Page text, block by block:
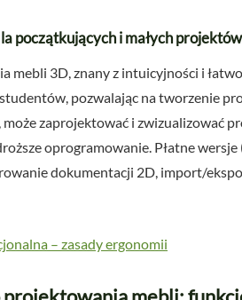
początkujących i małych projektów
3D, znany z intuicyjności i
pozwalając na tworzenie
zaprojektować i zwizualizować
oprogramowanie. Płatne
dokumentacji 2D, import/
– zasady ergonomii